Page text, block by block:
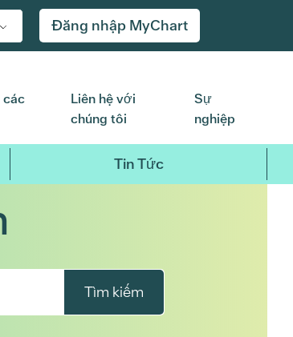
Đăng nhập MyChart
các
Liên hệ với
chúng tôi
Sự
nghiệp
Tin Tức
Tìm kiếm